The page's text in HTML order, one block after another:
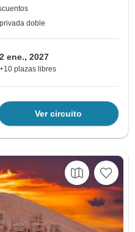
doble
2 ene., 2027
+10 plazas libres
Ver circuito